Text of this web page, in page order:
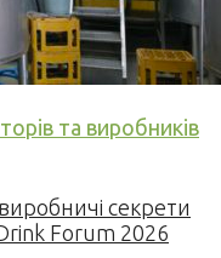
та виробників
секрети
Forum 2026